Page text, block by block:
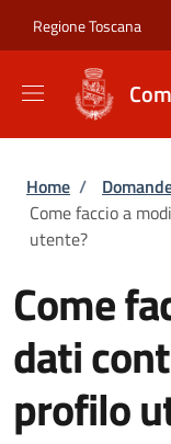
Regione Toscana
Briciole
Home /
Come faccio a
utente?
Come
dati
profilo